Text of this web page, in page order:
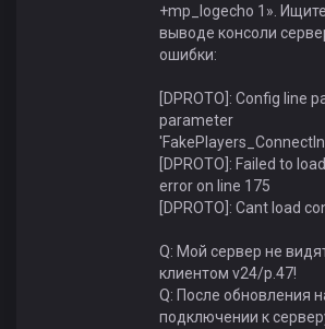
+mp_logecho 1».
выводе консоли
ошибки:
[DPROTO]: Config line
parameter
[DPROTO]: Failed to
error on line 175
[DPROTO]: Cant load
Q: Мой сервер не
клиентом v24/p.47!
Q: После обновления
подключении к